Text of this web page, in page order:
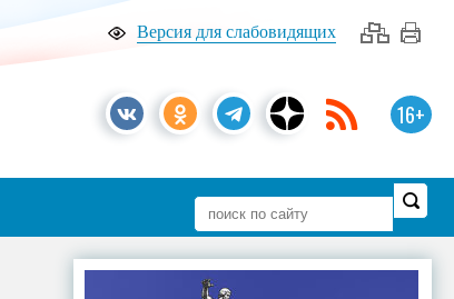
Версия для слабовидящих
16+